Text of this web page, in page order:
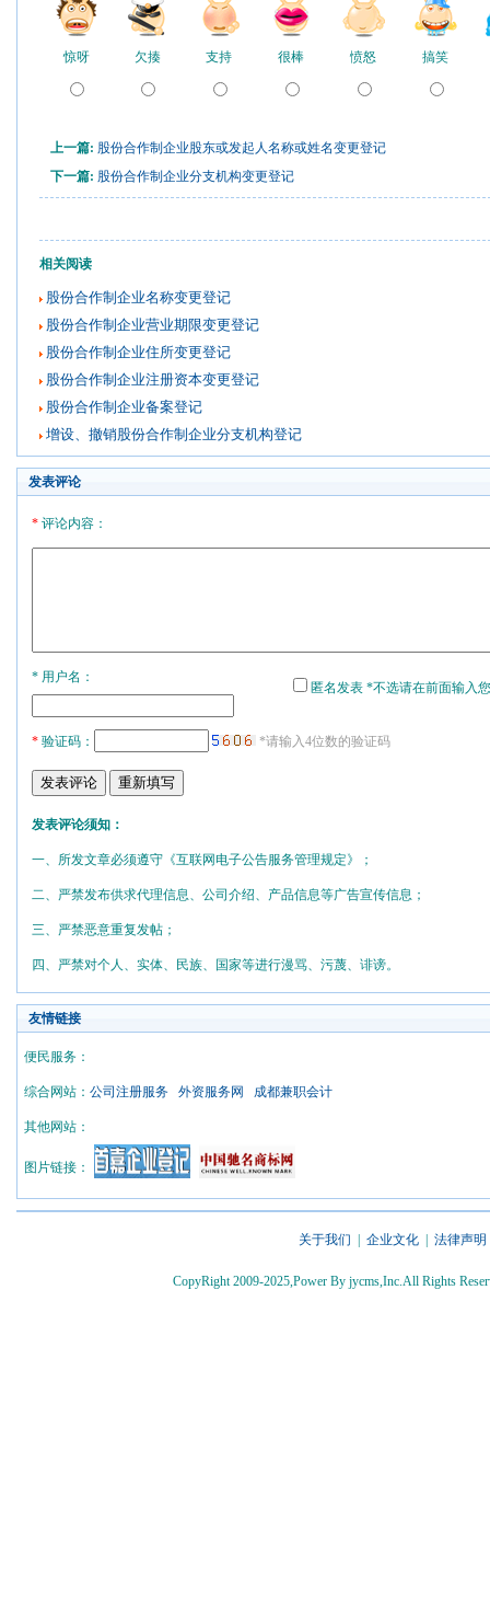
惊呀 欠揍 支持 很棒 愤怒 搞笑
上一篇: 股份合作制企业股东或发起人名称或姓名变更登记
下一篇: 股份合作制企业分支机构变更登记
相关阅读
股份合作制企业名称变更登记
股份合作制企业营业期限变更登记
股份合作制企业住所变更登记
股份合作制企业注册资本变更登记
股份合作制企业备案登记
增设、撤销股份合作制企业分支机构登记
发表评论
*评论内容：
* 用户名：
匿名发表 *不选请在前面输入
*验证码： *请输入4位数的验证码
发表评论须知：
一、所发文章必须遵守《互联网电子公告服务管理规定》；
二、严禁发布供求代理信息、公司介绍、产品信息等广告宣传信息；
三、严禁恶意重复发帖；
四、严禁对个人、实体、民族、国家等进行漫骂、污蔑、诽谤。
友情链接
便民服务：
综合网站： 公司注册服务 外资服务网 成都兼职会计
其他网站：
图片链接：
关于我们 | 企业文化 | 法律声明
CopyRight 2009-2025,Power By jycms,Inc.All Rights